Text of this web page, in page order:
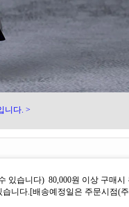
니다. >
있습니다) 80,000원 이상 구매시
니다.[배송예정일은 주문시점(